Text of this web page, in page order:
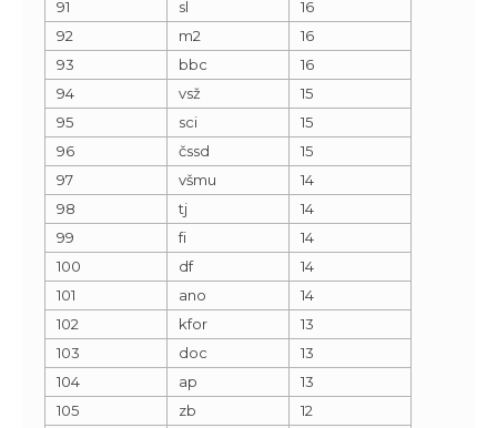
91 sl
16
92
m2
16
93
bbc
16
94
vsž
15
95
sci
15
96
čssd
15
97
všmu
14
98
tj
14
99
fi
14
100
df
14
101
ano
14
102
kfor
13
103
doc
13
104
ap
13
105
zb
12